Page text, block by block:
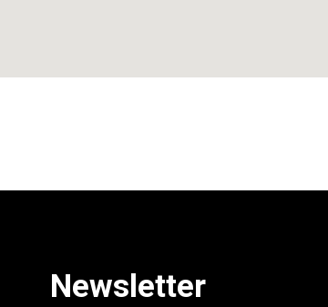
Newsletter